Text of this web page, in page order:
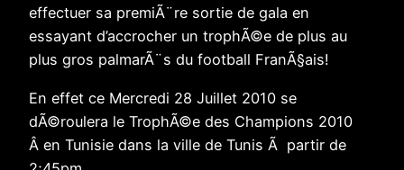
effectuer sa premiÃ¨re sortie de gala en
essayant d’accrocher un trophÃ©e de plus au
plus gros palmarÃ¨s du football FranÃ§ais!
En effet ce Mercredi 28 Juillet 2010 se
dÃ©roulera le TrophÃ©e des Champions 2010
Â en Tunisie dans la ville de Tunis Ã partir de